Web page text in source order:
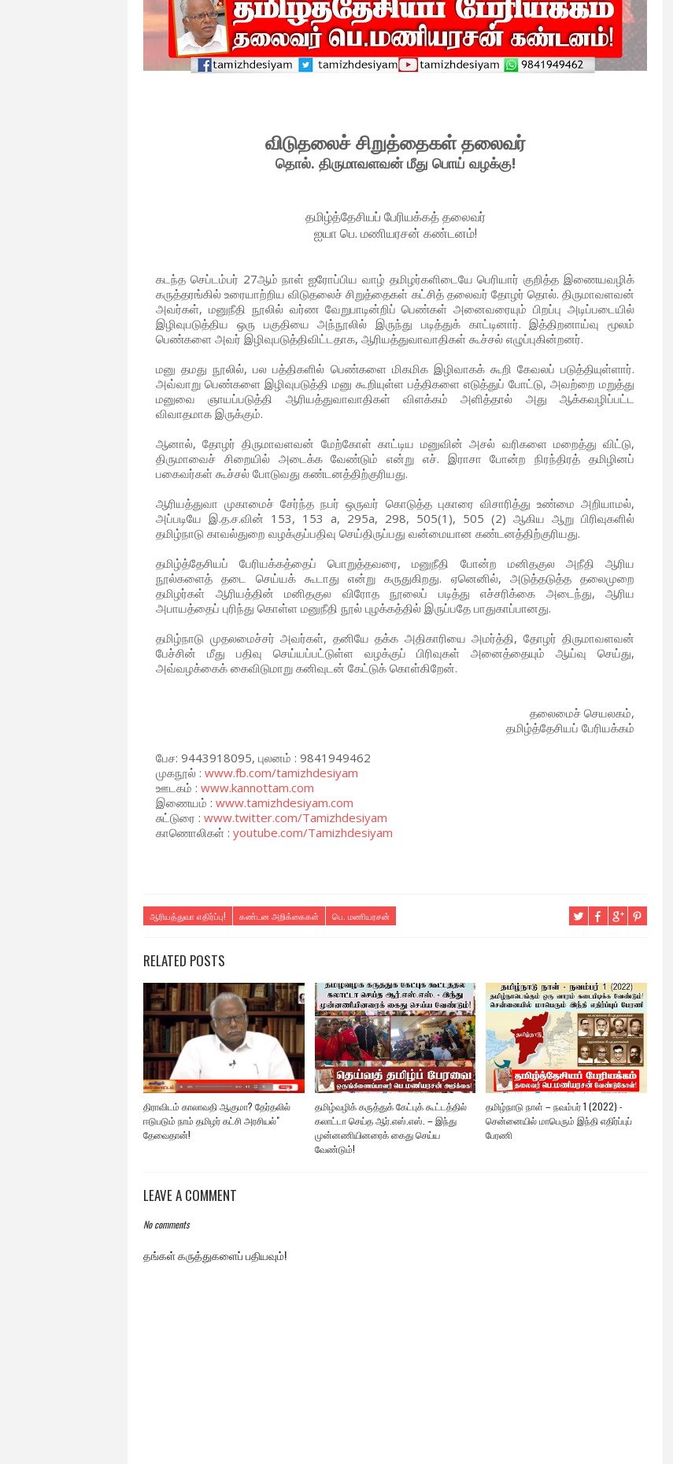
விடுதலைச் சிறுத்தைகள் தலைவர்
தொல். திருமாவளவன் மீது பொய் வழக்கு!
தமிழ்த்தேசியப் பேரியக்கத் தலைவர்
ஐயா பெ. மணியரசன் கண்டனம்!
கடந்த செப்டம்பர் 27ஆம் நாள் ஐரோப்பிய வாழ் தமிழர்களிடையே பெரியார் குறித்த இணையவழிக்
கருத்தரங்கில் உரையாற்றிய விடுதலைச் சிறுத்தைகள் கட்சித் தலைவர் தோழர் தொல். திருமாவளவன்
அவர்கள், மனுநீதி நூலில் வர்ண வேறுபாடின்றிப் பெண்கள் அனைவரையும் பிறப்பு அடிப்படையில்
இழிவுபடுத்திய ஒரு பகுதியை அந்நூலில் இருந்து படித்துக் காட்டினார். இத்திறனாய்வு மூலம்
பெண்களை அவர் இழிவுபடுத்திவிட்டதாக, ஆரியத்துவாவாதிகள் கூச்சல் எழுப்புகின்றனர்.
மனு தமது நூலில், பல பத்திகளில் பெண்களை மிகமிக இழிவாகக் கூறி கேவலப் படுத்தியுள்ளார்.
அவ்வாறு பெண்களை இழிவுபடுத்தி மனு கூறியுள்ள பத்திகளை எடுத்துப் போட்டு, அவற்றை மறுத்து
மனுவை ஞாயப்படுத்தி ஆரியத்துவாவாதிகள் விளக்கம் அளித்தால் அது ஆக்கவழிப்பட்ட
விவாதமாக இருக்கும்.
ஆனால், தோழர் திருமாவளவன் மேற்கோள் காட்டிய மனுவின் அசல் வரிகளை மறைத்து விட்டு,
திருமாவைச் சிறையில் அடைக்க வேண்டும் என்று எச். இராசா போன்ற நிரந்திரத் தமிழினப்
பகைவர்கள் கூச்சல் போடுவது கண்டனத்திற்குரியது.
ஆரியத்துவா முகாமைச் சேர்ந்த நபர் ஒருவர் கொடுத்த புகாரை விசாரித்து உண்மை அறியாமல்,
அப்படியே இ.த.ச.வின் 153, 153 a, 295a, 298, 505(1), 505 (2) ஆகிய ஆறு பிரிவுகளில்
தமிழ்நாடு காவல்துறை வழக்குப்பதிவு செய்திருப்பது வன்மையான கண்டனத்திற்குரியது.
தமிழ்த்தேசியப் பேரியக்கத்தைப் பொறுத்தவரை, மனுநீதி போன்ற மனிதகுல அநீதி ஆரிய
நூல்களைத் தடை செய்யக் கூடாது என்று கருதுகிறது. ஏனெனில், அடுத்தடுத்த தலைமுறை
தமிழர்கள் ஆரியத்தின் மனிதகுல விரோத நூலைப் படித்து எச்சரிக்கை அடைந்து, ஆரிய
அபாயத்தைப் புரிந்து கொள்ள மனுநீதி நூல் புழக்கத்தில் இருப்பதே பாதுகாப்பானது.
தமிழ்நாடு முதலமைச்சர் அவர்கள், தனியே தக்க அதிகாரியை அமர்த்தி, தோழர் திருமாவளவன்
பேச்சின் மீது பதிவு செய்யப்பட்டுள்ள வழக்குப் பிரிவுகள் அனைத்தையும் ஆய்வு செய்து,
அவ்வழக்கைக் கைவிடுமாறு கனிவுடன் கேட்டுக் கொள்கிறேன்.
தலைமைச் செயலகம்,
தமிழ்த்தேசியப் பேரியக்கம்
பேச: 9443918095, புலனம் : 9841949462
முகநூல் : www.fb.com/tamizhdesiyam
ஊடகம் : www.kannottam.com
இணையம் : www.tamizhdesiyam.com
சுட்டுரை : www.twitter.com/Tamizhdesiyam
காணொலிகள் : youtube.com/Tamizhdesiyam
ஆரியத்துவா எதிர்ப்பு! கண்டன அறிக்கைகள் பெ. மணியரசன்
RELATED POSTS
திராவிடம் காலாவதி ஆகுமா? தேர்தலில்
ஈடுபடும் நாம் தமிழர் கட்சி அரசியல்"
தேவைதான்!
தமிழ்வழிக் கருத்துக் கேட்புக் கூட்டத்தில்
கலாட்டா செய்த ஆர்.எஸ்.எஸ். – இந்து
முன்னணியினரைக் கைது செய்ய
வேண்டும்!
தமிழ்நாடு நாள் – நவம்பர் 1 (2022) -
சென்னையில் மாபெரும் இந்தி எதிர்ப்புப்
பேரணி
LEAVE A COMMENT
No comments
தங்கள் கருத்துகளைப் பதியவும்!